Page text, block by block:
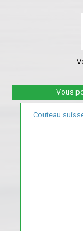
Vous
Couteau